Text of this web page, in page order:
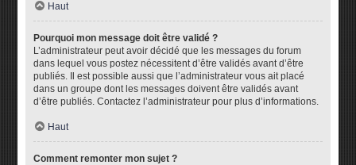
Haut
Pourquoi mon message doit être validé ?
L’administrateur peut avoir décidé que les messages du forum
dans lequel vous postez nécessitent d’être validés avant d’être
publiés. Il est possible aussi que l’administrateur vous ait placé
dans un groupe dont les messages doivent être validés avant
d’être publiés. Contactez l’administrateur pour plus d’informations.
Haut
Comment remonter mon sujet ?